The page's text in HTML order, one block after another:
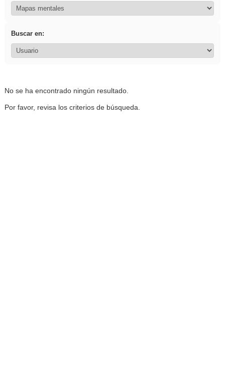
Buscar en:
No se ha encontrado ningún resultado.
Por favor, revisa los criterios de búsqueda.